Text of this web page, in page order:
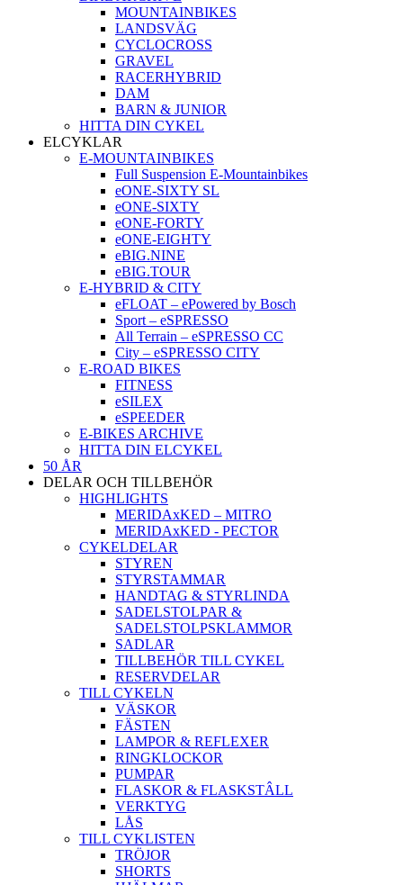
MOUNTAINBIKES
LANDSVÄG
CYCLOCROSS
GRAVEL
RACERHYBRID
DAM
BARN & JUNIOR
HITTA DIN CYKEL
ELCYKLAR
E-MOUNTAINBIKES
Full Suspension E-Mountainbikes
eONE-SIXTY SL
eONE-SIXTY
eONE-FORTY
eONE-EIGHTY
eBIG.NINE
eBIG.TOUR
E-HYBRID & CITY
eFLOAT – ePowered by Bosch
Sport – eSPRESSO
All Terrain – eSPRESSO CC
City – eSPRESSO CITY
E-ROAD BIKES
FITNESS
eSILEX
eSPEEDER
E-BIKES ARCHIVE
HITTA DIN ELCYKEL
50 ÅR
DELAR OCH TILLBEHÖR
HIGHLIGHTS
MERIDAxKED – MITRO
MERIDAxKED - PECTOR
CYKELDELAR
STYREN
STYRSTAMMAR
HANDTAG & STYRLINDA
SADELSTOLPAR &
SADELSTOLPSKLAMMOR
SADLAR
TILLBEHÖR TILL CYKEL
RESERVDELAR
TILL CYKELN
VÄSKOR
FÄSTEN
LAMPOR & REFLEXER
RINGKLOCKOR
PUMPAR
FLASKOR & FLASKSTÂLL
VERKTYG
LÅS
TILL CYKLISTEN
TRÖJOR
SHORTS